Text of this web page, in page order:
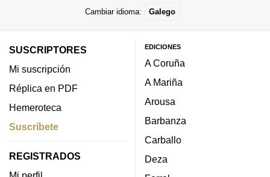
Cambiar idioma: Galego
SUSCRIPTORES
Mi suscripción
Réplica en PDF
Hemeroteca
Suscríbete
REGISTRADOS
EDICIONES
A Coruña
A Mariña
Arousa
Barbanza
Carballo
Deza